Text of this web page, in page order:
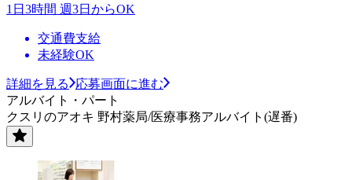
1日3時間 週3日からOK
交通費支給
未経験OK
詳細を見る
応募画面に進む
アルバイト・パート
クスリのアオキ 野村薬局/医療事務アルバイト(遅番)